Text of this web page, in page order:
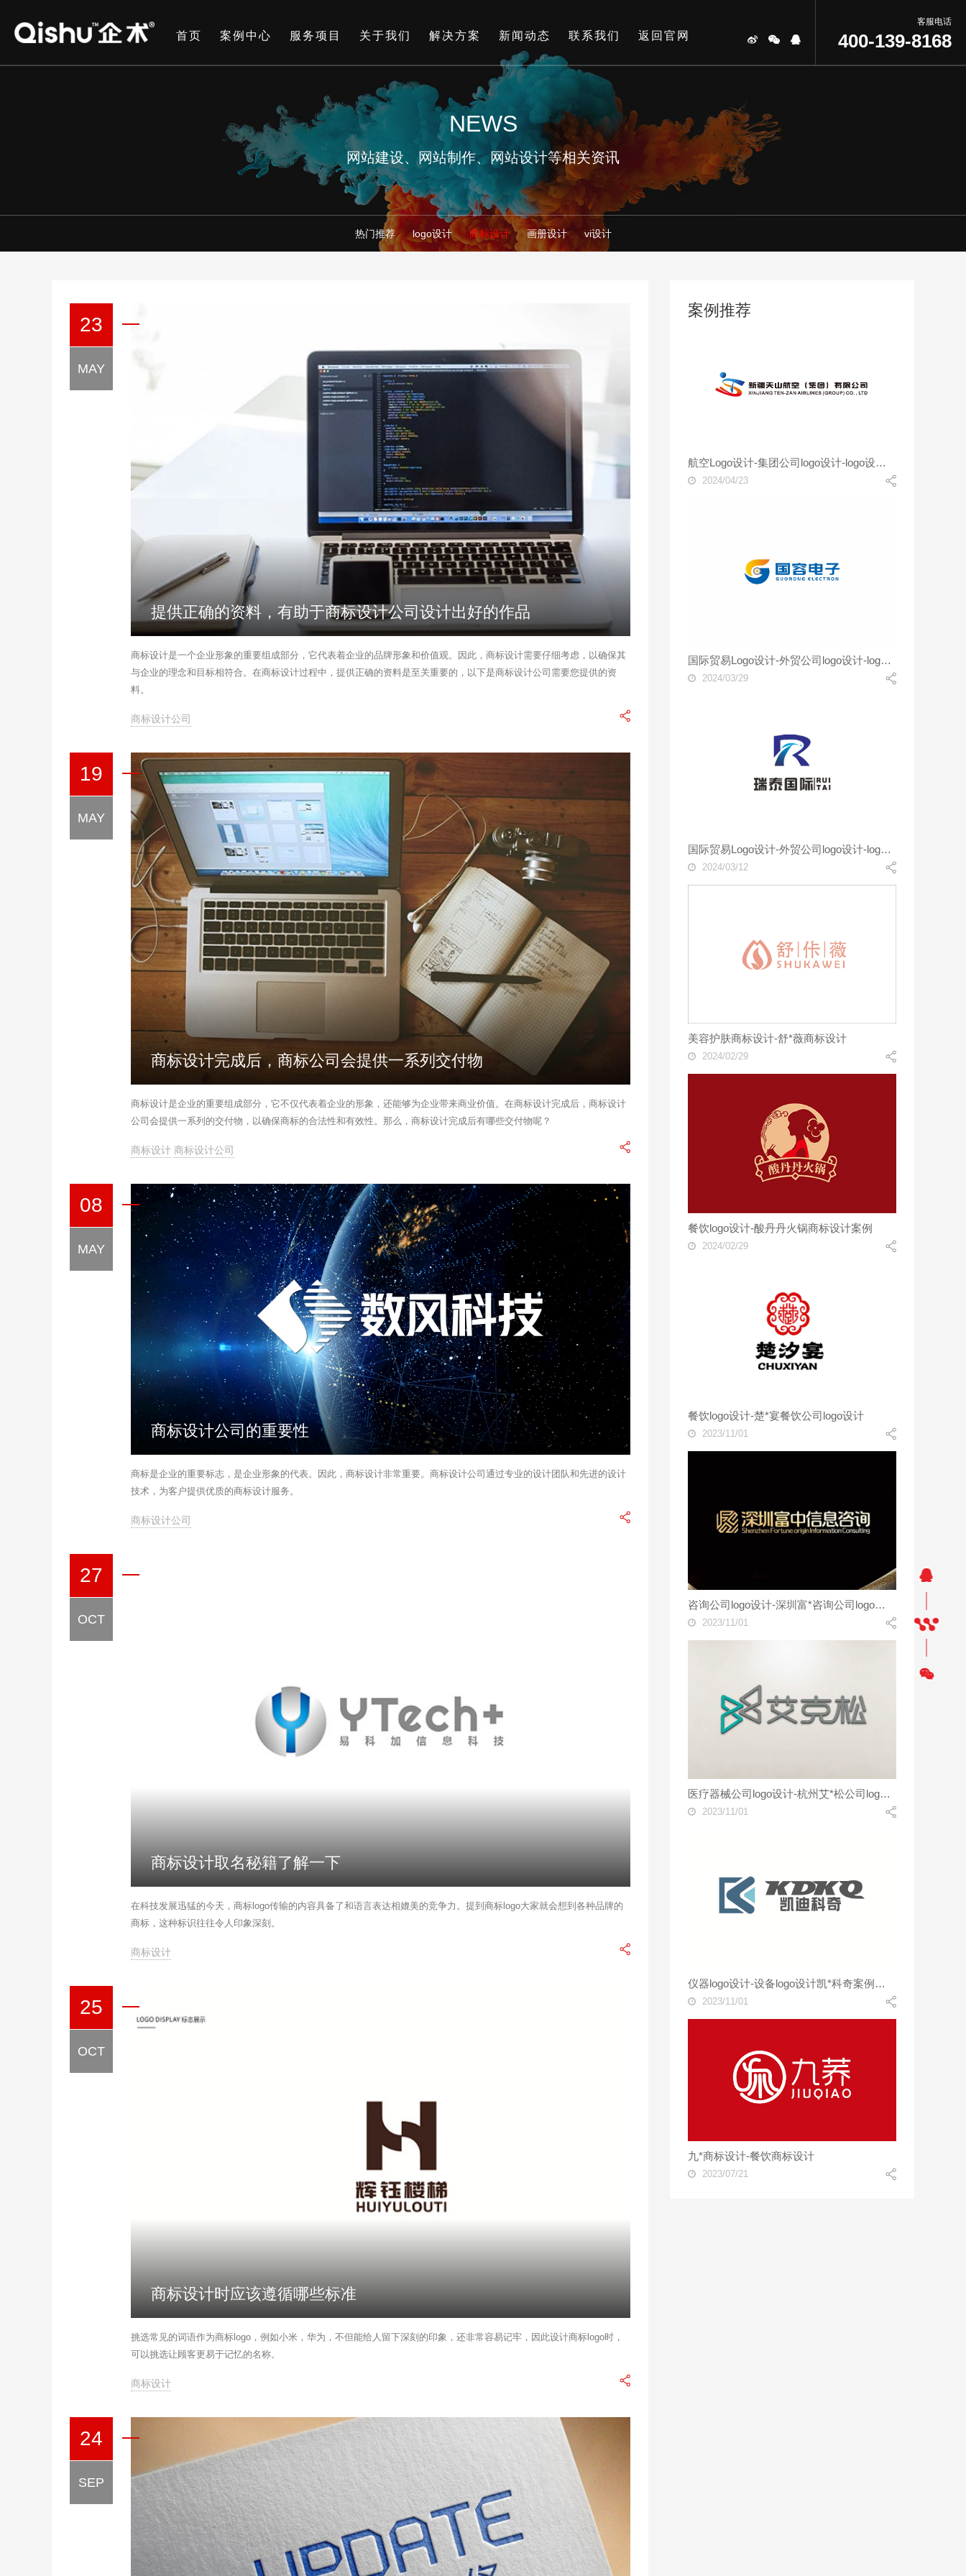
客服电话
400-139-8168
首页 案例中心 服务项目 关于我们 解决方案 新闻动态 联系我们 返回官网
NEWS
网站建设、网站制作、网站设计等相关资讯
热门推荐 logo设计 商标设计 画册设计 vi设计
23
MAY
提供正确的资料，有助于商标设计公司设计出好的作品
商标设计是一个企业形象的重要组成部分，它代表着企业的品牌形象和价值观。因此，商标设计需要仔细考虑，以确保其
与企业的理念和目标相符合。在商标设计过程中，提供正确的资料是至关重要的，以下是商标设计公司需要您提供的资
料。
商标设计公司
19
MAY
商标设计完成后，商标公司会提供一系列交付物
商标设计是企业的重要组成部分，它不仅代表着企业的形象，还能够为企业带来商业价值。在商标设计完成后，商标设计
公司会提供一系列的交付物，以确保商标的合法性和有效性。那么，商标设计完成后有哪些交付物呢？
商标设计 商标设计公司
08
MAY
商标设计公司的重要性
商标是企业的重要标志，是企业形象的代表。因此，商标设计非常重要。商标设计公司通过专业的设计团队和先进的设计
技术，为客户提供优质的商标设计服务。
商标设计公司
27
OCT
商标设计取名秘籍了解一下
​在科技发展迅猛的今天，商标logo传输的内容具备了和语言表达相媲美的竞争力。提到商标logo大家就会想到各种品牌的
商标，这种标识往往令人印象深刻。
商标设计
25
OCT
商标设计时应该遵循哪些标准
挑选常见的词语作为商标logo，例如小米，华为，不但能给人留下深刻的印象，还非常容易记牢，因此设计商标logo时，
可以挑选让顾客更易于记忆的名称。
商标设计
24
SEP
案例推荐
航空Logo设计-集团公司logo设计-logo设计公司
2024/04/23
国际贸易Logo设计-外贸公司logo设计-logo设计公司
2024/03/29
国际贸易Logo设计-外贸公司logo设计-logo设计公司
2024/03/12
美容护肤商标设计-舒*薇商标设计
2024/02/29
餐饮logo设计-酸丹丹火锅商标设计案例
2024/02/29
餐饮logo设计-楚*宴餐饮公司logo设计
2023/11/01
咨询公司logo设计-深圳富*咨询公司logo设计案例
2023/11/01
医疗器械公司logo设计-杭州艾*松公司logo设计案例
2023/11/01
仪器logo设计-设备logo设计凯*科奇案例欣赏
2023/11/01
九*商标设计-餐饮商标设计
2023/07/21